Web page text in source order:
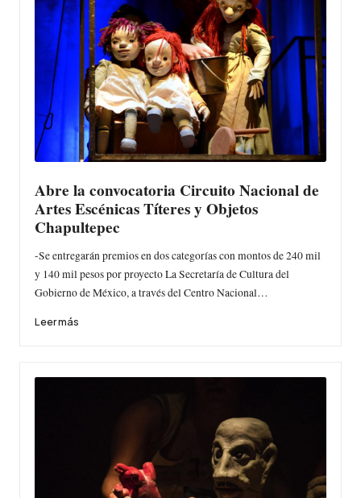
Abre la convocatoria Circuito Nacional de
Artes Escénicas Títeres y Objetos
Chapultepec
-Se entregarán premios en dos categorías con montos de 240 mil
y 140 mil pesos por proyecto La Secretaría de Cultura del
Gobierno de México, a través del Centro Nacional…
Leer más